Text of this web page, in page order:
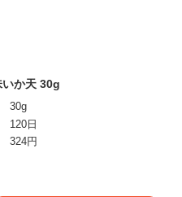
か天 30g
30g
120日
324円